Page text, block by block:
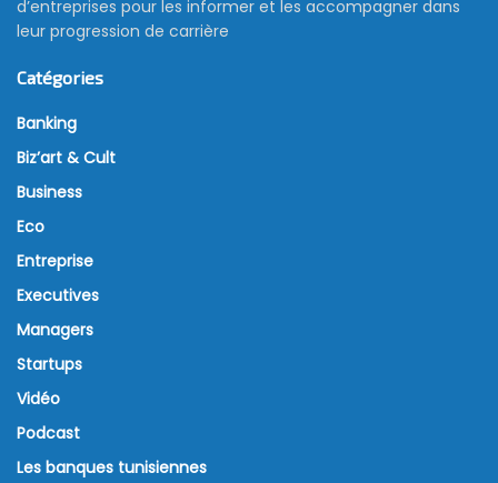
d’entreprises pour les informer et les accompagner dans
leur progression de carrière
Catégories
Banking
Biz’art & Cult
Business
Eco
Entreprise
Executives
Managers
Startups
Vidéo
Podcast
Les banques tunisiennes